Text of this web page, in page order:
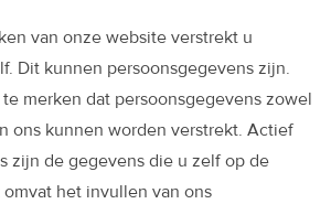
van onze website verstrekt u
Dit kunnen persoonsgegevens zijn.
merken dat persoonsgegevens zowel
ons kunnen worden verstrekt. Actief
zijn de gegevens die u zelf op de
het invullen van ons